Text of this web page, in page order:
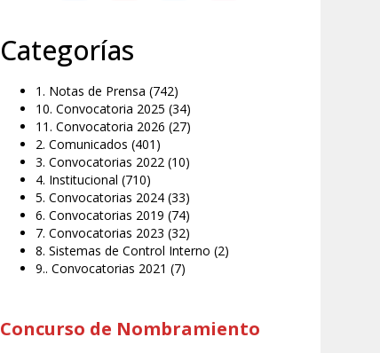
Categorías
1. Notas de Prensa (742)
10. Convocatoria 2025 (34)
11. Convocatoria 2026 (27)
2. Comunicados (401)
3. Convocatorias 2022 (10)
4. Institucional (710)
5. Convocatorias 2024 (33)
6. Convocatorias 2019 (74)
7. Convocatorias 2023 (32)
8. Sistemas de Control Interno (2)
9.. Convocatorias 2021 (7)
Concurso de Nombramiento